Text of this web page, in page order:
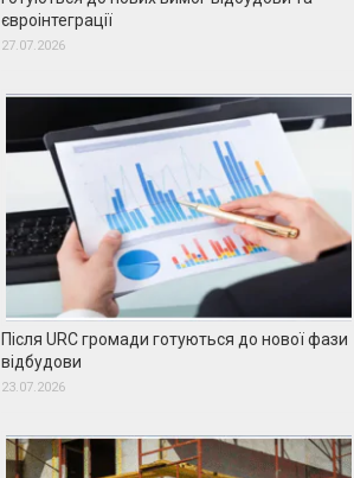
євроінтеграції
27.07.2026
Після URC громади готуються до нової фази
відбудови
23.07.2026